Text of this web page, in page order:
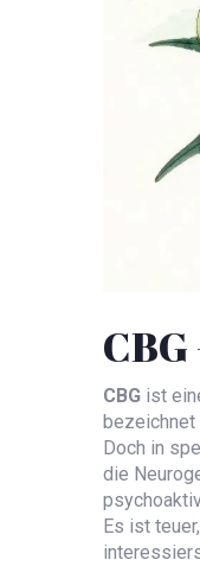
CBG ist
bezeichnet
Doch in
die
Es ist